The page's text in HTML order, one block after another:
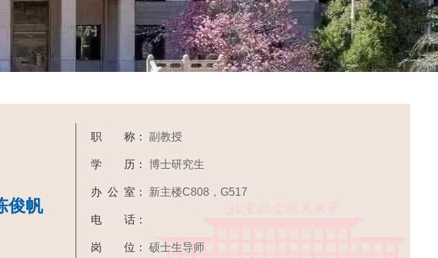
俊帆
职 称： 副教授
学 历： 博士研究生
办 公 室： 新主楼C808，G517
电 话：
岗 位： 硕士生导师